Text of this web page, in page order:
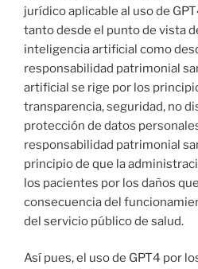
jurídico aplicable al uso de
tanto desde el punto de vista
inteligencia artificial como
responsabilidad patrimonial
artificial se rige por los
transparencia, seguridad, no
protección de datos
responsabilidad patrimonial
principio de que la
los pacientes por los daños
consecuencia del
del servicio público de salud.
Así pues, el uso de GPT4 por